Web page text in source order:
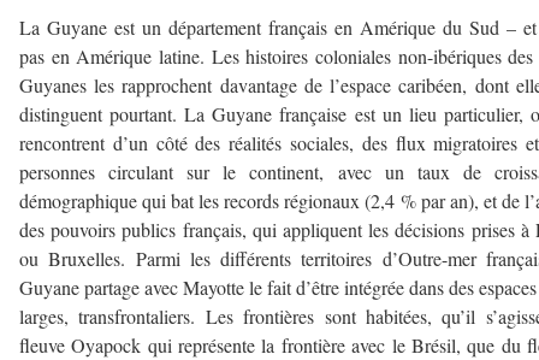
La Guyane est un département français en Amérique du Sud –
pas en Amérique latine. Les histoires coloniales non-ibériques
Guyanes les rapprochent davantage de l’espace caribéen, dont
distinguent pourtant. La Guyane française est un lieu particulier,
rencontrent d’un côté des réalités sociales, des flux migratoires
personnes circulant sur le continent, avec un taux de
démographique qui bat les records régionaux (2,4 % par an), et de
des pouvoirs publics français, qui appliquent les décisions prises à
ou Bruxelles. Parmi les différents territoires d’Outre-mer
Guyane partage avec Mayotte le fait d’être intégrée dans des
larges, transfrontaliers. Les frontières sont habitées, qu’il
fleuve Oyapock qui représente la frontière avec le Brésil, que du